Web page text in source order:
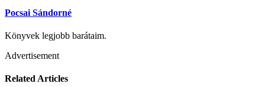
Pocsai Sándorné
Könyvek legjobb barátaim.
Advertisement
Related Articles